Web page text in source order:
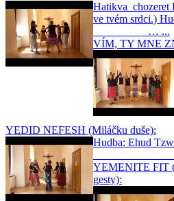
Hatikva chozeret
ve tvém srdci.)
… ...
VÍM, TY MNE
YEDID NEFESH (Miláčku duše):
Hudba: Ehud
YEMENITE FIT
gesty):